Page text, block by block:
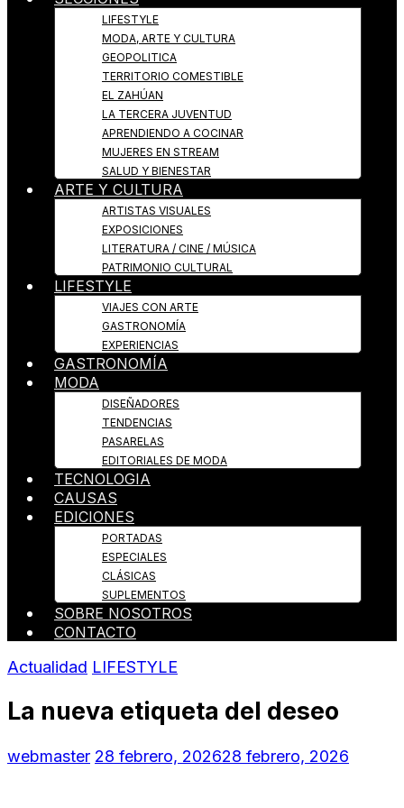
LIFESTYLE
MODA, ARTE Y CULTURA
GEOPOLITICA
TERRITORIO COMESTIBLE
EL ZAHÚAN
LA TERCERA JUVENTUD
APRENDIENDO A COCINAR
MUJERES EN STREAM
SALUD Y BIENESTAR
ARTE Y CULTURA
ARTISTAS VISUALES
EXPOSICIONES
LITERATURA / CINE / MÚSICA
PATRIMONIO CULTURAL
LIFESTYLE
VIAJES CON ARTE
GASTRONOMÍA
EXPERIENCIAS
GASTRONOMÍA
MODA
DISEÑADORES
TENDENCIAS
PASARELAS
EDITORIALES DE MODA
TECNOLOGIA
CAUSAS
EDICIONES
PORTADAS
ESPECIALES
CLÁSICAS
SUPLEMENTOS
SOBRE NOSOTROS
CONTACTO
Actualidad LIFESTYLE
La nueva etiqueta del deseo
webmaster 28 febrero, 202628 febrero, 2026